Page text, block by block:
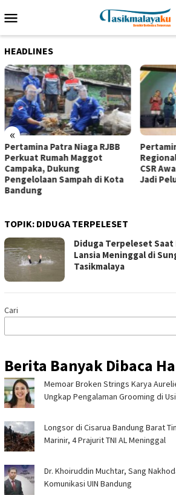
ke
Mobile
HEADLINES
«
Pertamina Patra Niaga RJBB
Perkuat Rumah Maggot
Campaka, Dukung
Pengelolaan Sampah di Kota
Bandung
CSR
Jadi
TOPIK: DIDUGA TERPELESET
Diduga Terpeleset
Lansia Meninggal di
Tasikmalaya
Cari
Berita Banyak Dibaca
Memoar Broken Strings Karya
Ungkap Pengalaman Grooming di
Longsor di Cisarua Bandung Barat
Marinir, 4 Prajurit TNI AL Meninggal
Dr. Khoiruddin Muchtar, Sang
Komunikasi UIN Bandung